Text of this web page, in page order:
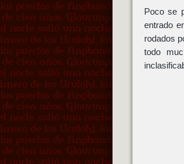
Poco se
entrado
rodados
todo